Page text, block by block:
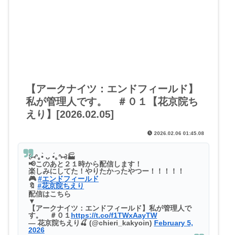
【アークナイツ：エンドフィールド】
私が管理人です。 ＃０１【花京院ち
えり】[2026.02.05]
2026.02.06 01:45.08
꒰⑅ᐢ｡•̀ ᴗ •́｡ᐢ⑅꒱🏭
📢このあと２１時から配信します！
楽しみにしてた！やりたかったやつー！！！！！
🎮#エンドフィールド
🔖 #花京院ちえり
配信はこちら
▼
【アークナイツ：エンドフィールド】私が管理人で
す。 ＃０１ https://t.co/f1TWxAayTW
— 花京院ちえり🍒 (@chieri_kakyoin) February 5,
2026